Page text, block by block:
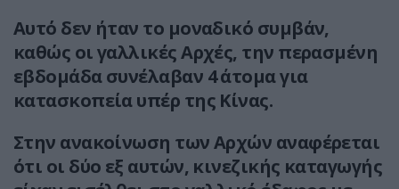
Αυτό δεν ήταν το μοναδικό συμβάν,
καθώς οι γαλλικές Αρχές, την περασμένη
εβδομάδα συνέλαβαν 4 άτομα για
κατασκοπεία υπέρ της Κίνας.
Στην ανακοίνωση των Αρχών αναφέρεται
ότι οι δύο εξ αυτών, κινεζικής καταγωγής